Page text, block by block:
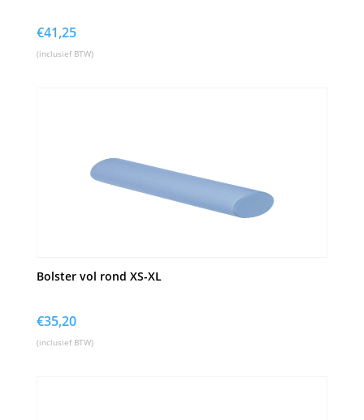
€41,25
(inclusief BTW)
Bolster vol rond XS-XL
€35,20
(inclusief BTW)